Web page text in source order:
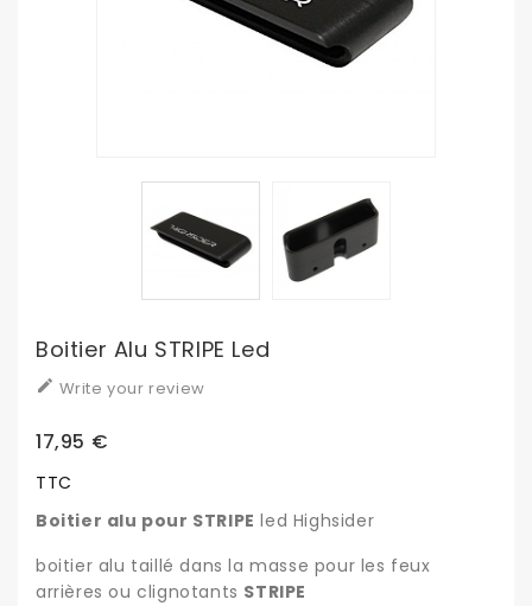
Boitier Alu STRIPE Led
 Write your review
17,95 €
TTC
Boitier alu pour STRIPE led Highsider
boitier alu taillé dans la masse pour les feux
arrières ou clignotants STRIPE